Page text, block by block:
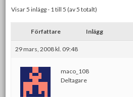
Visar 5 inlägg - 1 till 5 (av 5 totalt)
Författare Inlägg
29 mars, 2008 kl. 09:48
maco_108
Deltagare